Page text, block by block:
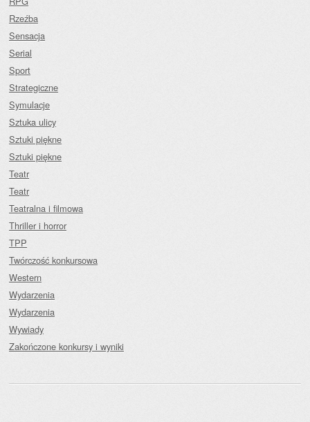
Rzeźba
Sensacja
Serial
Sport
Strategiczne
Symulacje
Sztuka ulicy
Sztuki piękne
Sztuki piękne
Teatr
Teatr
Teatralna i filmowa
Thriller i horror
TPP
Twórczość konkursowa
Western
Wydarzenia
Wydarzenia
Wywiady
Zakończone konkursy i wyniki